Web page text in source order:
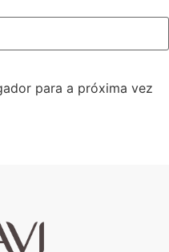
para a próxima vez